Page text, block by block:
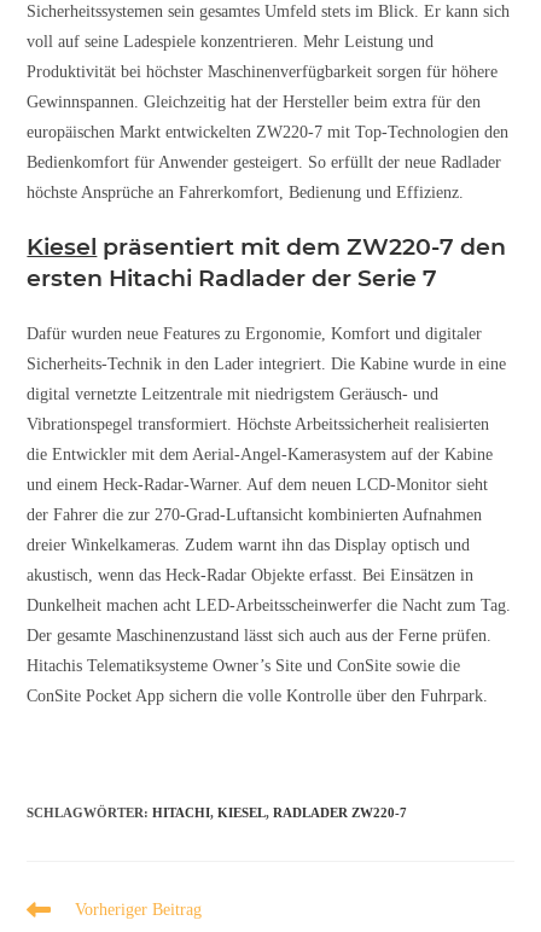
Sicherheitssystemen sein gesamtes Umfeld stets im Blick. Er kann sich
voll auf seine Ladespiele konzentrieren. Mehr Leistung und
Produktivität bei höchster Maschinenverfügbarkeit sorgen für höhere
Gewinnspannen. Gleichzeitig hat der Hersteller beim extra für den
europäischen Markt entwickelten ZW220-7 mit Top-Technologien den
Bedienkomfort für Anwender gesteigert. So erfüllt der neue Radlader
höchste Ansprüche an Fahrerkomfort, Bedienung und Effizienz.
Kiesel präsentiert mit dem ZW220-7 den
ersten Hitachi Radlader der Serie 7
Dafür wurden neue Features zu Ergonomie, Komfort und digitaler
Sicherheits-Technik in den Lader integriert. Die Kabine wurde in eine
digital vernetzte Leitzentrale mit niedrigstem Geräusch- und
Vibrationspegel transformiert. Höchste Arbeitssicherheit realisierten
die Entwickler mit dem Aerial-Angel-Kamerasystem auf der Kabine
und einem Heck-Radar-Warner. Auf dem neuen LCD-Monitor sieht
der Fahrer die zur 270-Grad-Luftansicht kombinierten Aufnahmen
dreier Winkelkameras. Zudem warnt ihn das Display optisch und
akustisch, wenn das Heck-Radar Objekte erfasst. Bei Einsätzen in
Dunkelheit machen acht LED-Arbeitsscheinwerfer die Nacht zum Tag.
Der gesamte Maschinenzustand lässt sich auch aus der Ferne prüfen.
Hitachis Telematiksysteme Owner’s Site und ConSite sowie die
ConSite Pocket App sichern die volle Kontrolle über den Fuhrpark.
SCHLAGWÖRTER:HITACHI, KIESEL, RADLADER ZW220-7
Vorheriger Beitrag